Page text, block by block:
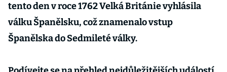
tento den v roce 1762 Velká Británie vyhlásila
válku Španělsku, což znamenalo vstup
Španělska do Sedmileté války.